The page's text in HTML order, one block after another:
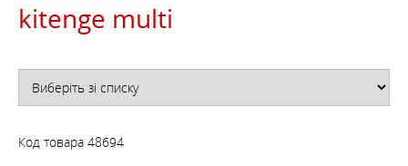
kitenge multi
Код товара 48694